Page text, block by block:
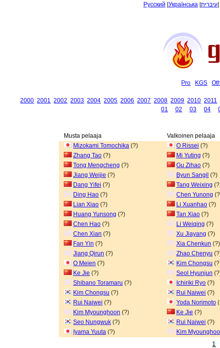
Русский Українська עיברית
Pro KGS
2000 2001 2002 2003 2004 2005 2006 2007 2008 2009 2010 2011
01
02 03 04
Musta pelaaja
Valkoinen pelaaja
Mizokami Tomochika (?) O Rissei (?)
Zhang Tao (?) Mi Yuting (?)
Tong Mengcheng (?) Gu Zihao (?)
Jiang Weijie (?) Byun Sangil (?)
Dang Yifei (?) Tang Weixing
Ding Hao (?) Chen Yunong
Lian Xiao (?) Li Xuanhao (?)
Huang Yunsong (?) Tan Xiao (?)
Chen Hao (?) Li Weiqing (?)
Chen Xian (?) Xu Jiayang (?)
Fan Yin (?) Xia Chenkun (?)
Jiang Qirun (?) Zhao Chenyu
O Meien (?) Kim Chongsu
Ke Jie (?) Seol Hyunjun
Shibano Toramaru (?) Ichiriki Ryo (?)
Kim Chongsu (?) Rui Naiwei (?)
Rui Naiwei (?) Yoda Norimoto
Kim Myounghoon (?) Ke Jie (?)
Seo Nungwuk (?) Rui Naiwei (?)
Iyama Yuuta (?)
Kim
1